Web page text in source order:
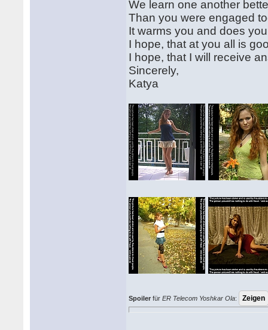
We learn one another
Than you were engaged
It warms you and does
I hope, that at you all is
I hope, that I will receive
Sincerely,
Katya
Spoiler fürER Telecom Yoshkar Ola: